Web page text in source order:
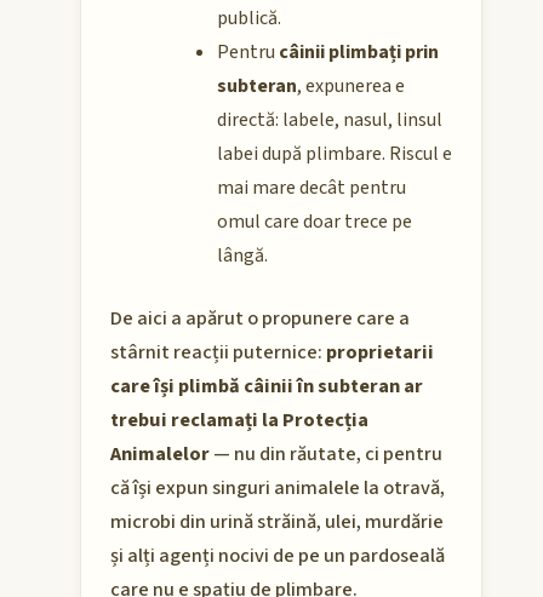
publică.
Pentru câinii plimbați prin
subteran, expunerea e
directă: labele, nasul, linsul
labei după plimbare. Riscul e
mai mare decât pentru
omul care doar trece pe
lângă.
De aici a apărut o propunere care a
stârnit reacții puternice: proprietarii
care își plimbă câinii în subteran ar
trebui reclamați la Protecția
Animalelor— nu din răutate, ci pentru
că își expun singuri animalele la otravă,
microbi din urină străină, ulei, murdărie
și alți agenți nocivi de pe un pardoseală
care nu e spațiu de plimbare.